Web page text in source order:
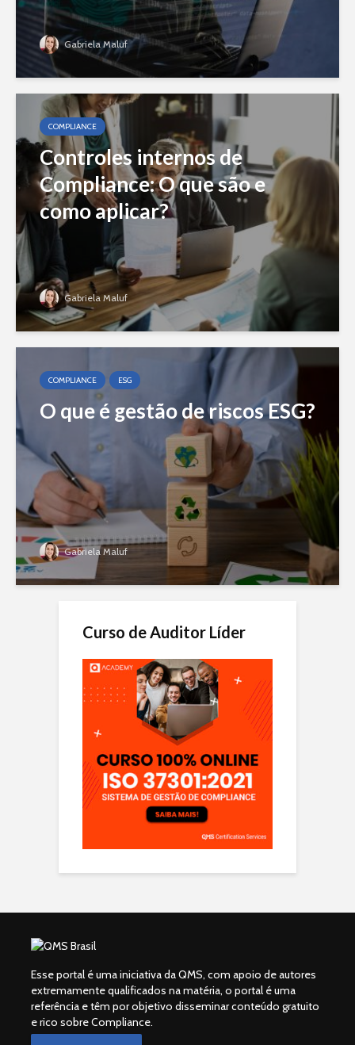
Gabriela Maluf
COMPLIANCE
Controles internos de
Compliance: O que são e
como aplicar?
Gabriela Maluf
COMPLIANCE ESG
O que é gestão de riscos ESG?
Gabriela Maluf
Curso de Auditor Líder
Esse portal é uma iniciativa da QMS, com apoio de autores
extremamente qualificados na matéria, o portal é uma
referência e têm por objetivo disseminar conteúdo gratuito
e rico sobre Compliance.